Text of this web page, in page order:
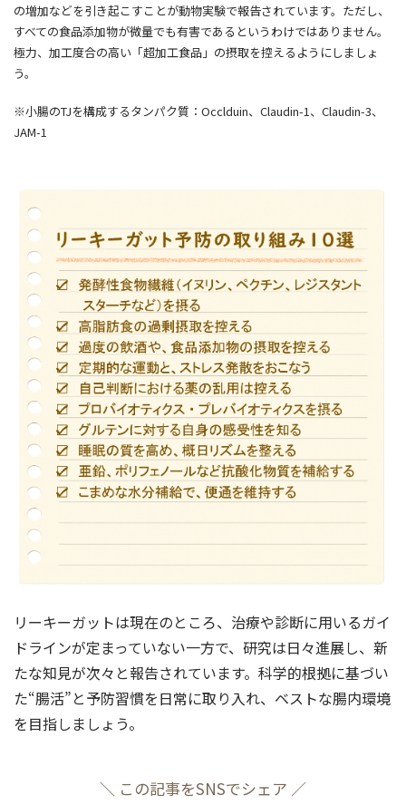
の増加などを引き起こすことが動物実験で報告されています。ただし、
すべての食品添加物が微量でも有害であるというわけではありません。
極力、加工度合の高い「超加工食品」の摂取を控えるようにしましょ
う。
※小腸のTJを構成するタンパク質：Occlduin、Claudin-1、Claudin-3、
JAM-1
リーキーガットは現在のところ、治療や診断に用いるガイ
ドラインが定まっていない一方で、研究は日々進展し、新
たな知見が次々と報告されています。科学的根拠に基づい
た“腸活”と予防習慣を日常に取り入れ、ベストな腸内環境
を目指しましょう。
＼ この記事をSNSでシェア ／